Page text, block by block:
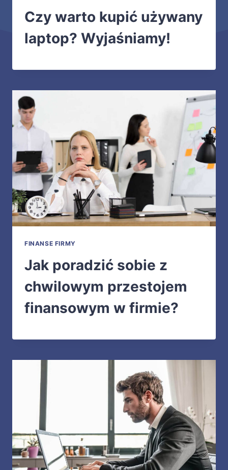
Czy warto kupić używany
laptop? Wyjaśniamy!
FINANSE FIRMY
Jak poradzić sobie z
chwilowym przestojem
finansowym w firmie?